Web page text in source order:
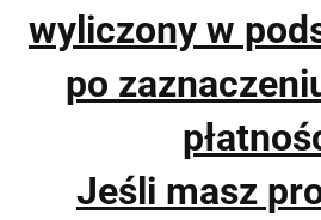
wyliczony w
po
Jeśli masz